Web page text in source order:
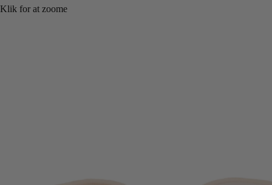
Klik for at zoome